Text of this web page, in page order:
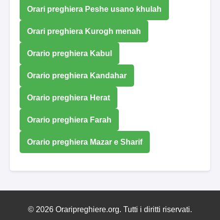
Orari preghiera Peshe usano khulah
Orari preghiera Kurogh menah
Orario preghiera Kabul
Orario preghiera Kandahar
Orario preghiera Herat
Orario preghiera Farah
Orario preghiera Mazar e Sharif
© 2026 Oraripreghiere.org. Tutti i diritti riservati.